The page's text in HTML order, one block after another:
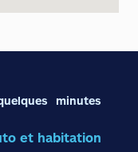
minutes
et habitation